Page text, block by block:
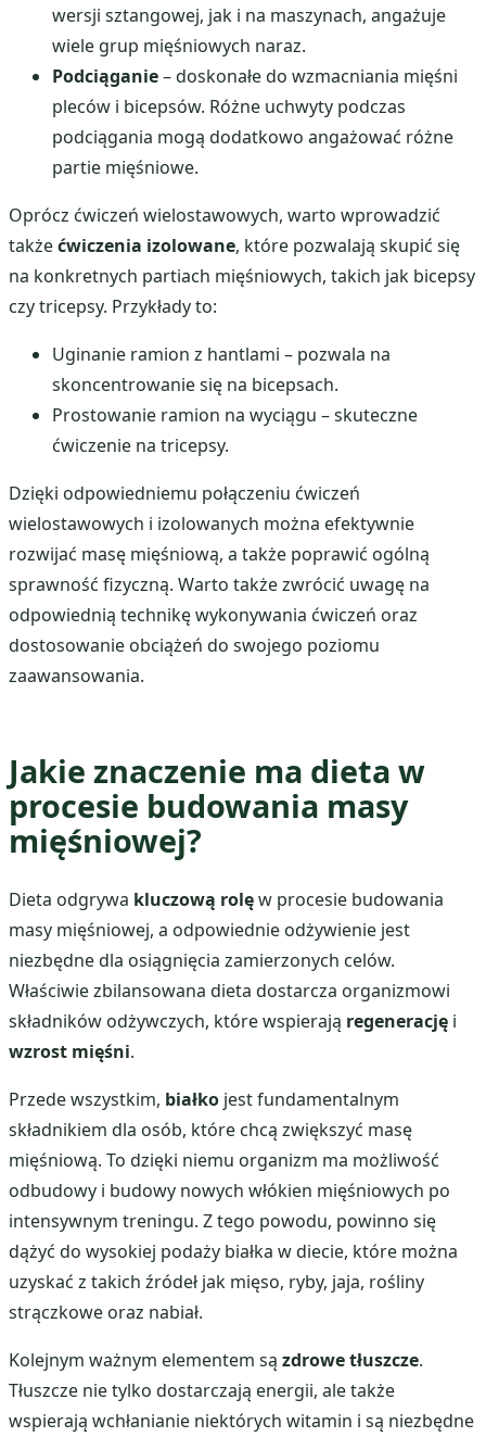
wersji sztangowej, jak i na maszynach, angażuje
wiele grup mięśniowych naraz.
Podciąganie– doskonałe do wzmacniania mięśni
pleców i bicepsów. Różne uchwyty podczas
podciągania mogą dodatkowo angażować różne
partie mięśniowe.
Oprócz ćwiczeń wielostawowych, warto wprowadzić
takżećwiczenia izolowane, które pozwalają skupić się
na konkretnych partiach mięśniowych, takich jak bicepsy
czy tricepsy. Przykłady to:
Uginanie ramion z hantlami – pozwala na
skoncentrowanie się na bicepsach.
Prostowanie ramion na wyciągu – skuteczne
ćwiczenie na tricepsy.
Dzięki odpowiedniemu połączeniu ćwiczeń
wielostawowych i izolowanych można efektywnie
rozwijać masę mięśniową, a także poprawić ogólną
sprawność fizyczną. Warto także zwrócić uwagę na
odpowiednią technikę wykonywania ćwiczeń oraz
dostosowanie obciążeń do swojego poziomu
zaawansowania.
Jakie znaczenie ma dieta w
procesie budowania masy
mięśniowej?
Dieta odgrywa kluczową rolęw procesie budowania
masy mięśniowej, a odpowiednie odżywienie jest
niezbędne dla osiągnięcia zamierzonych celów.
Właściwie zbilansowana dieta dostarcza organizmowi
składników odżywczych, które wspierają regenerację i
wzrost mięśni.
Przede wszystkim, białko jest fundamentalnym
składnikiem dla osób, które chcą zwiększyć masę
mięśniową. To dzięki niemu organizm ma możliwość
odbudowy i budowy nowych włókien mięśniowych po
intensywnym treningu. Z tego powodu, powinno się
dążyć do wysokiej podaży białka w diecie, które można
uzyskać z takich źródeł jak mięso, ryby, jaja, rośliny
strączkowe oraz nabiał.
Kolejnym ważnym elementem są zdrowe tłuszcze.
Tłuszcze nie tylko dostarczają energii, ale także
wspierają wchłanianie niektórych witamin i są niezbędne